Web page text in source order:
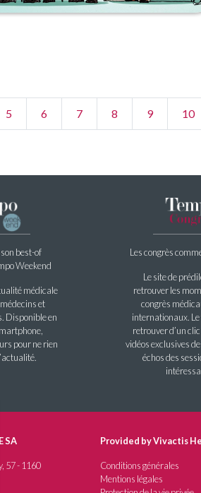
5 6 7 8 9 10
best-of
Weekend
médicale
et
Disponible en
pour ne rien
Les congrès
Le site de
retrouver les
congrès
internationaux.
retrouver d’un
vidéos exclusives
échos des
SA
57 - 1160
Provided by Vivactis
Conditions générales
Mentions légales